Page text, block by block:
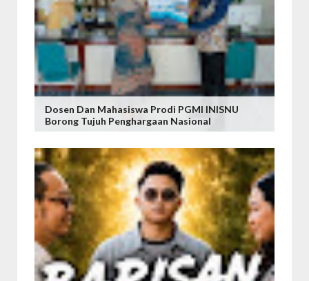
Dosen Dan Mahasiswa Prodi PGMI INISNU
Borong Tujuh Penghargaan Nasional